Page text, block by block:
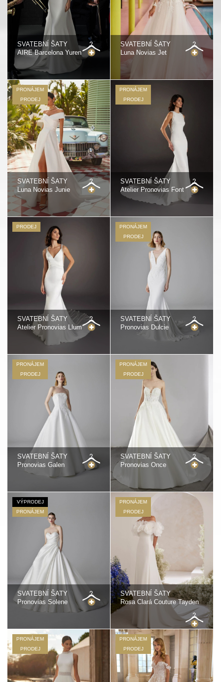
SVATEBNÍ ŠATY
AIRE Barcelona Yuren
SVATEBNÍ ŠATY
Luna Novias Jet
PRONÁJEM
PRODEJ
SVATEBNÍ ŠATY
Luna Novias Junie
PRONÁJEM
PRODEJ
SVATEBNÍ ŠATY
Atelier Pronovias Font
PRODEJ
SVATEBNÍ ŠATY
Atelier Pronovias Llum
PRONÁJEM
PRODEJ
SVATEBNÍ ŠATY
Pronovias Dulcie
PRONÁJEM
PRODEJ
SVATEBNÍ ŠATY
Pronovias Galen
PRONÁJEM
PRODEJ
SVATEBNÍ ŠATY
Pronovias Once
VÝPRODEJ
PRONÁJEM
SVATEBNÍ ŠATY
Pronovias Solene
PRONÁJEM
PRODEJ
SVATEBNÍ ŠATY
Rosa Clará Couture Tayden
PRONÁJEM
PRODEJ
PRONÁJEM
PRODEJ